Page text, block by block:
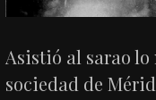
Asistió al sarao lo
sociedad de